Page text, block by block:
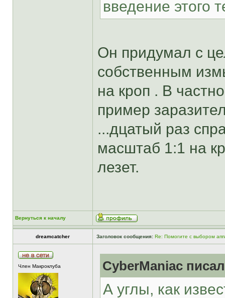
введение этого
Он придумал с
собственным
на кроп . В
пример
...дцатый раз
масштаб 1:1 на
лезет.
Вернуться к началу
dreamcatcher Заголовок сообщения: Re: Помогите с выбором
Член Макроклуба CyberManiac
А углы, как